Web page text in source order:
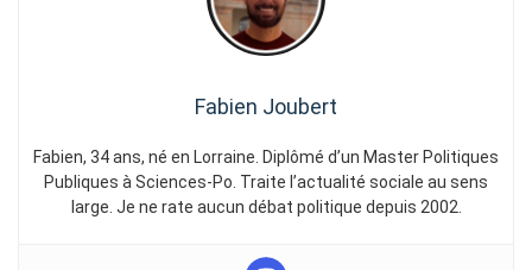
Fabien Joubert
Fabien, 34 ans, né en Lorraine. Diplômé d’un Master Politiques
Publiques à Sciences-Po. Traite l’actualité sociale au sens
large. Je ne rate aucun débat politique depuis 2002.